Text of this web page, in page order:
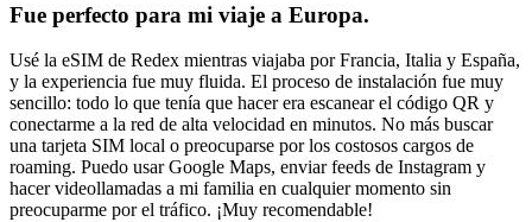
Fue perfecto para mi viaje a Europa.
Usé la eSIM de Redex mientras viajaba por Francia, Italia y España,
y la experiencia fue muy fluida. El proceso de instalación fue muy
sencillo: todo lo que tenía que hacer era escanear el código QR y
conectarme a la red de alta velocidad en minutos. No más buscar
una tarjeta SIM local o preocuparse por los costosos cargos de
roaming. Puedo usar Google Maps, enviar feeds de Instagram y
hacer videollamadas a mi familia en cualquier momento sin
preocuparme por el tráfico. ¡Muy recomendable!